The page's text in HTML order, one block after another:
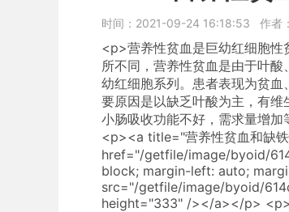
时间：2021-09-24 16:18:53 作者
<p>营养性贫血是巨幼红细胞性
所不同，营养性贫血是由于叶
幼红细胞系列。患者表现为贫
要原因是以缺乏叶酸为主，有维
小肠吸收功能不好，需求量增
<p><a title="营养性贫血和缺
href="/getfile/image/byoid/
block; margin-left: auto;
src="/getfile/image/byoid/
height="333" /></a></p> <p>